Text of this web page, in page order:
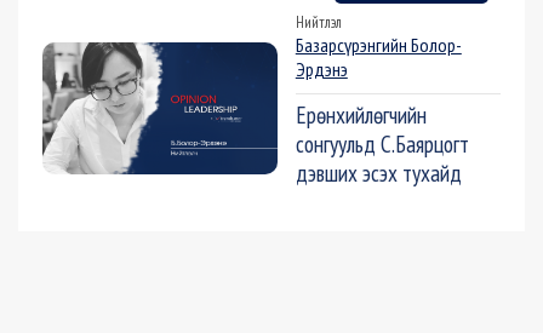
Нийтлэл
Базарсүрэнгийн Болор-
Эрдэнэ
Ерөнхийлөгчийн
сонгуульд С.Баярцогт
дэвших эсэх тухайд